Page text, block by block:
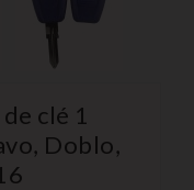
clé 1
Doblo,